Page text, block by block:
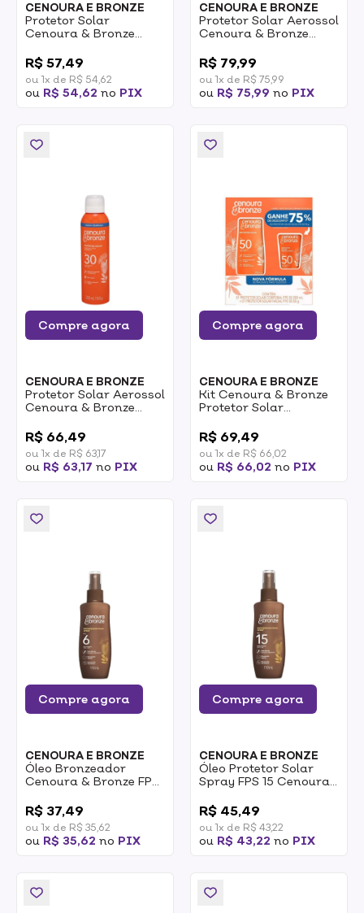
CENOURA E BRONZE
Protetor Solar
Cenoura & Bronze
R$ 57,49
ou 1x de R$ 54,62
ou R$ 54,62 no PIX
CENOURA E BRONZE
Protetor Solar Aerossol
Cenoura & Bronze
R$ 79,99
ou 1x de R$ 75,99
ou R$ 75,99 no PIX
Compre agora
CENOURA E BRONZE
Protetor Solar Aerossol
Cenoura & Bronze
R$ 66,49
ou 1x de R$ 63,17
ou R$ 63,17 no PIX
Compre agora
CENOURA E BRONZE
Kit Cenoura & Bronze
Protetor Solar
Protetor Solar Facial
FPS50 1un
R$ 69,49
ou 1x de R$ 66,02
ou R$ 66,02 no PIX
Compre agora
CENOURA E BRONZE
Óleo Bronzeador
Cenoura & Bronze FPS
R$ 37,49
ou 1x de R$ 35,62
ou R$ 35,62 no PIX
Compre agora
CENOURA E BRONZE
Óleo Protetor Solar
Spray FPS 15 Cenoura
R$ 45,49
ou 1x de R$ 43,22
ou R$ 43,22 no PIX